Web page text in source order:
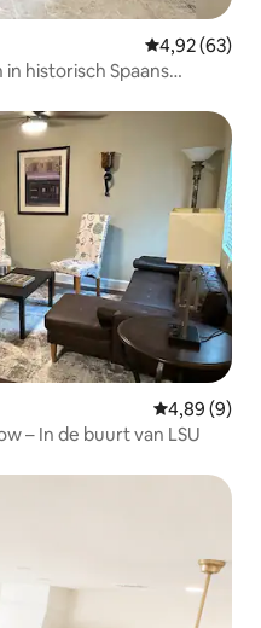
Gemiddelde
4,92 (63)
historisch Spaans
Gemiddelde
4,89 (9)
– In de buurt van LSU